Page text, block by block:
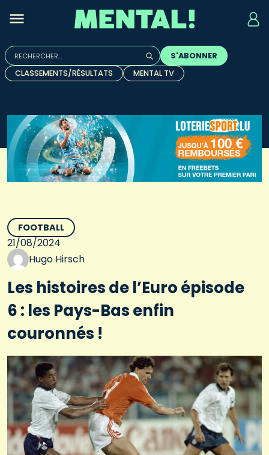
Rechercher :
Quand les résultats de l'auto-complétion sont
S'ABONNER
CLASSEMENTS/RÉSULTATS
MENTAL TV
FOOTBALL
21/08/2024
Hugo Hirsch
Les histoires de l’Euro épisode
6 : les Pays-Bas enfin
couronnés !